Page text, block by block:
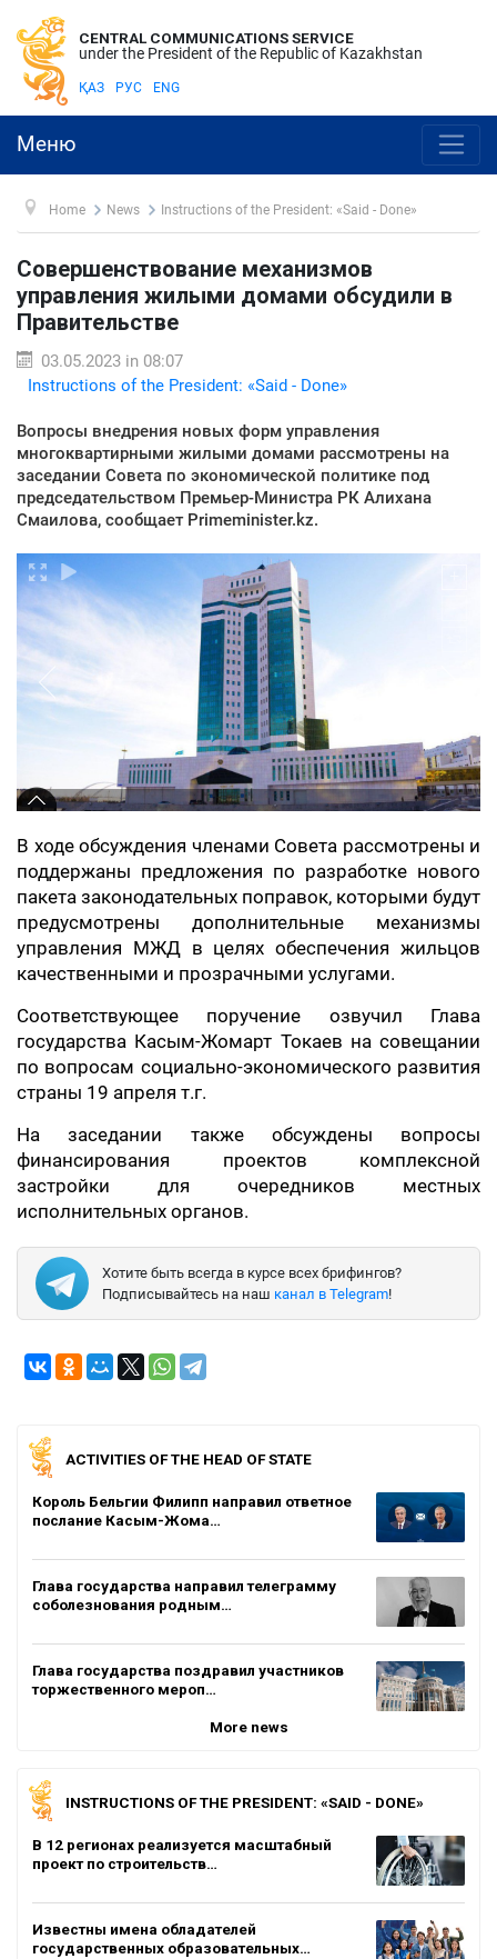
CENTRAL COMMUNICATIONS SERVICE
under the President of the Republic of Kazakhstan
ҚАЗ РУС ENG
Меню
Home News Instructions of the President: «Said - Done»
Совершенствование механизмов
управления жилыми домами обсудили в
Правительстве
03.05.2023 in 08:07
Instructions of the President: «Said - Done»
Вопросы внедрения новых форм управления
многоквартирными жилыми домами рассмотрены на
заседании Совета по экономической политике под
председательством Премьер-Министра РК Алихана
Смаилова, сообщает Primeminister.kz.
В ходе обсуждения членами Совета рассмотрены и
поддержаны предложения по разработке нового
пакета законодательных поправок, которыми будут
предусмотрены дополнительные механизмы
управления МЖД в целях обеспечения жильцов
качественными и прозрачными услугами.
Соответствующее поручение озвучил Глава
государства Касым-Жомарт Токаев на совещании
по вопросам социально-экономического развития
страны 19 апреля т.г.
На заседании также обсуждены вопросы
финансирования проектов комплексной
застройки для очередников местных
исполнительных органов.
Хотите быть всегда в курсе всех брифингов?
Подписывайтесь на наш канал в Telegram!
ACTIVITIES OF THE HEAD OF STATE
Король Бельгии Филипп направил ответное
послание Касым-Жома…
Глава государства направил телеграмму
соболезнования родным…
Глава государства поздравил участников
торжественного мероп…
More news
INSTRUCTIONS OF THE PRESIDENT: «SAID - DONE»
В 12 регионах реализуется масштабный
проект по строительств…
Известны имена обладателей
государственных образовательных…